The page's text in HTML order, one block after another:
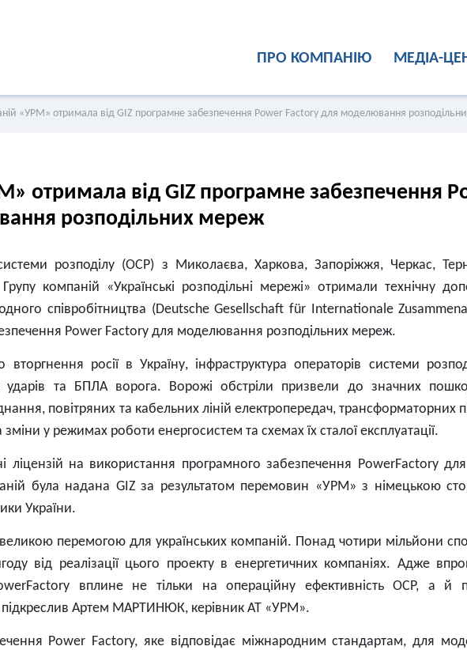
ПРО КОМПАНІЮ МЕДІА-
«УРМ» отримала від GIZ програмне забезпечення Power Factory для моделювання
отримала від GIZ програмне забезпечення
розподільних мереж
розподілу (ОСР) з Миколаєва, Харкова, Запоріжжя, Черкас,
компаній «Українські розподільні мережі» отримали технічну
співробітництва (Deutsche Gesellschaft für Internationale
Power Factory для моделювання розподільних мереж.
росії в Україну, інфраструктура операторів системи
ударів та БПЛА ворога. Ворожі обстріли призвели до значних
повітряних та кабельних ліній електропередач, трансформаторних
у режимах роботи енергосистем та схемах їх сталої експлуатації.
ліцензій на використання програмного забезпечення PowerFactory
була надана GIZ за результатом перемовин «УРМ» з німецькою
України.
перемогою для українських компаній. Понад чотири мільйони
від реалізації цього проекту в енергетичних компаніях. Адже
вплине не тільки на операційну ефективність ОСР, а й
підкреслив Артем МАРТИНЮК, керівник АТ «УРМ».
Power Factory, яке відповідає міжнародним стандартам, для